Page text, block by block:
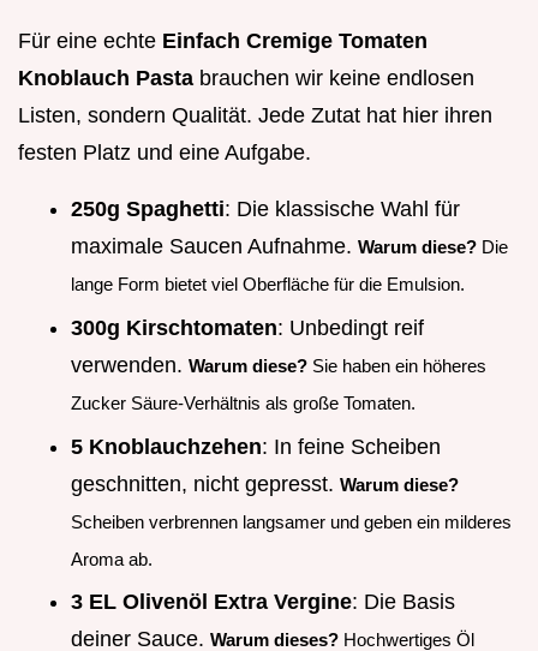
Für eine echte Einfach Cremige Tomaten
Knoblauch Pasta brauchen wir keine endlosen
Listen, sondern Qualität. Jede Zutat hat hier ihren
festen Platz und eine Aufgabe.
250g Spaghetti: Die klassische Wahl für
maximale Saucen Aufnahme. Warum diese? Die
lange Form bietet viel Oberfläche für die Emulsion.
300g Kirschtomaten: Unbedingt reif
verwenden. Warum diese? Sie haben ein höheres
Zucker Säure-Verhältnis als große Tomaten.
5 Knoblauchzehen: In feine Scheiben
geschnitten, nicht gepresst. Warum diese?
Scheiben verbrennen langsamer und geben ein milderes
Aroma ab.
3 EL Olivenöl Extra Vergine: Die Basis
deiner Sauce. Warum dieses? Hochwertiges Öl